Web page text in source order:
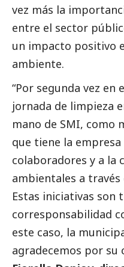
vez más la
entre el sector
un impacto positivo
ambiente.
“Por segunda vez en
jornada de limpieza
mano de SMI, como
que tiene la empresa
colaboradores y a la
ambientales a través
Estas iniciativas son
corresponsabilidad
este caso, la
agradecemos por su